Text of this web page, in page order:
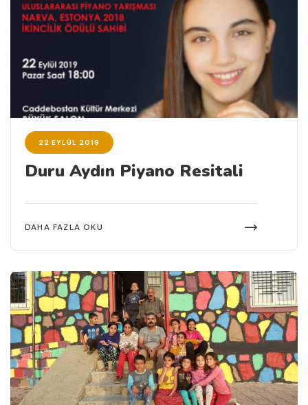
22 EYLÜL 2019
Duru Aydın Piyano Resitali
DAHA FAZLA OKU